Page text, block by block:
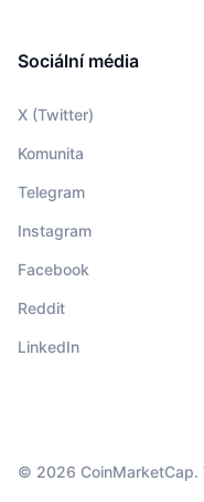
Sociální média
X (Twitter)
Komunita
Telegram
Instagram
Facebook
Reddit
LinkedIn
© 2026 CoinMarketCap.